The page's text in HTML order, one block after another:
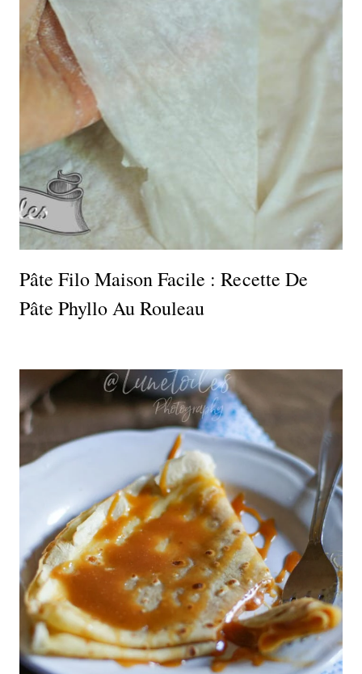
Pâte Filo Maison Facile : Recette De
Pâte Phyllo Au Rouleau